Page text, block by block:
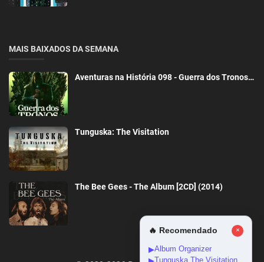
MAIS BAIXADOS DA SEMANA
Aventuras na História 098 - Guerra dos Tronos…
Tunguska: The Visitation
The Bee Gees - The Album [2CD] (2014)
🔥 Recomendado ×
▶Album Organizer
Tunguska The Visitation